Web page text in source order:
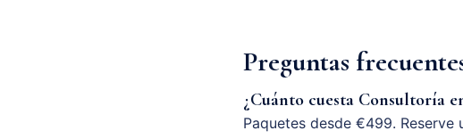
Preguntas
¿Cuánto cuesta Consultoría
Paquetes desde €499.